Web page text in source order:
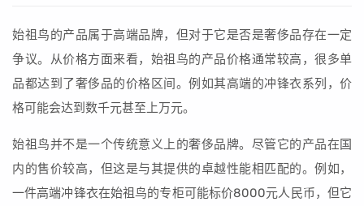
始祖鸟的产品属于高端品牌，但对于它是否是奢侈品存在一定
争议。从价格方面来看，始祖鸟的产品价格通常较高，很多单
品都达到了奢侈品的价格区间。例如其高端的冲锋衣系列，价
格可能会达到数千元甚至上万元。
始祖鸟并不是一个传统意义上的奢侈品牌。尽管它的产品在国
内的售价较高，但这是与其提供的卓越性能相匹配的。例如，
一件高端冲锋衣在始祖鸟的专柜可能标价8000元人民币，但它